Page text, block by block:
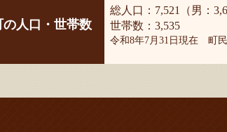
の人口・世帯数
総人口：7,521（男：
世帯数：3,535
令和8年7月31日現在 町